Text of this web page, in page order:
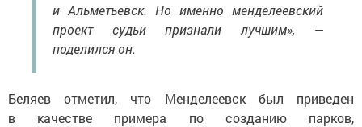
и Альметьевск. Но именно менделеевский
проект судьи признали лучшим», —
поделился он.
Беляев отметил, что Менделеевск был приведен
в качестве примера по созданию парков,